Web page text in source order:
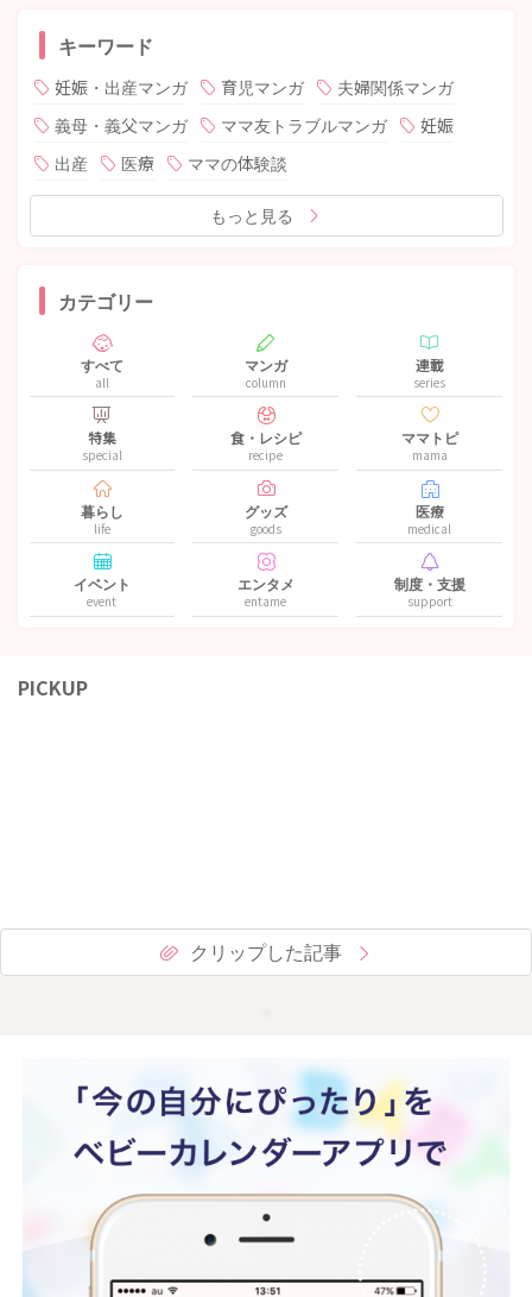
キーワード
妊娠・出産マンガ 育児マンガ
夫婦関係マンガ
義母・義父マンガ
ママ友トラブルマンガ
妊娠
出産
医療 ママの体験談
もっと見る
カテゴリー
すべて
all
マンガ
column
連載
series
特集
special
食・レシピ
recipe
ママトピ
mama
暮らし
life
グッズ
goods
医療
medical
イベント
event
エンタメ
entame
制度・支援
support
PICKUP
クリップした記事